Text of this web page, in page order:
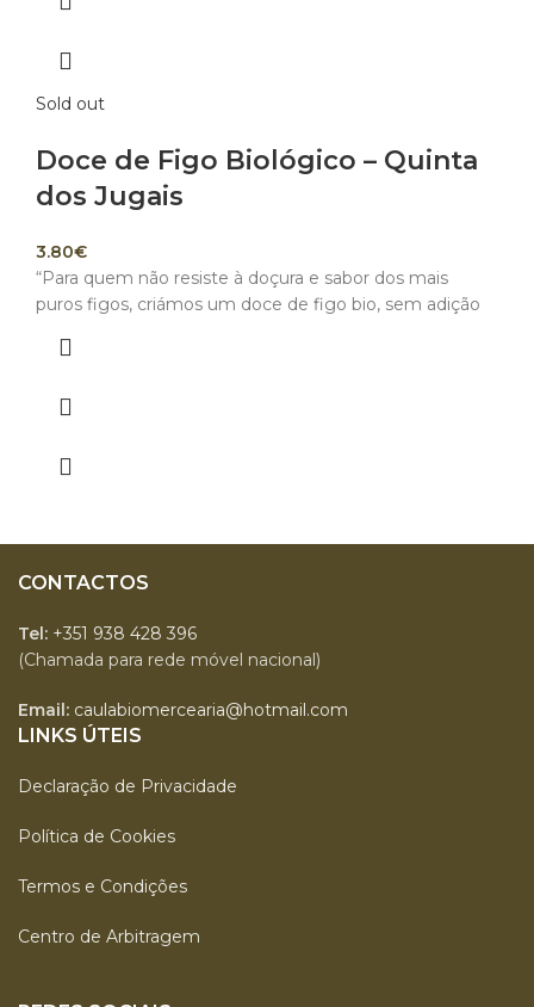
Sold out
Doce de Figo Biológico – Quinta
dos Jugais
3.80€
“Para quem não resiste à doçura e sabor dos mais
puros figos, criámos um doce de figo bio, sem adição
CONTACTOS
Tel: +351 938 428 396
(Chamada para rede móvel nacional)
Email: caulabiomercearia@hotmail.com
LINKS ÚTEIS
Declaração de Privacidade
Política de Cookies
Termos e Condições
Centro de Arbitragem